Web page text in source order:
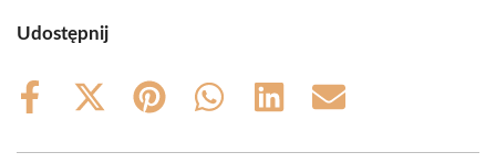
Udostępnij
Share
Share
(Twitter)
Share
Share
Share
Share